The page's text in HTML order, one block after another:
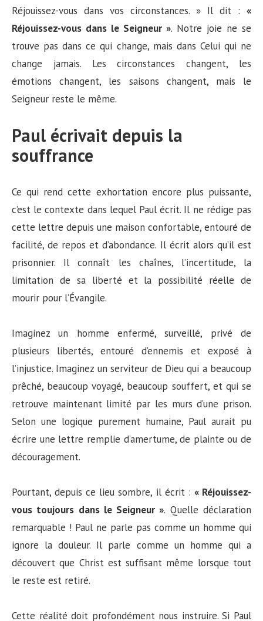
Réjouissez-vous dans vos circonstances. » Il dit : «
Réjouissez-vous dans le Seigneur ». Notre joie ne se
trouve pas dans ce qui change, mais dans Celui qui ne
change jamais. Les circonstances changent, les
émotions changent, les saisons changent, mais le
Seigneur reste le même.
Paul écrivait depuis la
souffrance
Ce qui rend cette exhortation encore plus puissante,
c’est le contexte dans lequel Paul écrit. Il ne rédige pas
cette lettre depuis une maison confortable, entouré de
facilité, de repos et d’abondance. Il écrit alors qu’il est
prisonnier. Il connaît les chaînes, l’incertitude, la
limitation de sa liberté et la possibilité réelle de
mourir pour l’Évangile.
Imaginez un homme enfermé, surveillé, privé de
plusieurs libertés, entouré d’ennemis et exposé à
l’injustice. Imaginez un serviteur de Dieu qui a beaucoup
prêché, beaucoup voyagé, beaucoup souffert, et qui se
retrouve maintenant limité par les murs d’une prison.
Selon une logique purement humaine, Paul aurait pu
écrire une lettre remplie d’amertume, de plainte ou de
découragement.
Pourtant, depuis ce lieu sombre, il écrit : « Réjouissez-
vous toujours dans le Seigneur ». Quelle déclaration
remarquable ! Paul ne parle pas comme un homme qui
ignore la douleur. Il parle comme un homme qui a
découvert que Christ est suffisant même lorsque tout
le reste est retiré.
Cette réalité doit profondément nous instruire. Si Paul